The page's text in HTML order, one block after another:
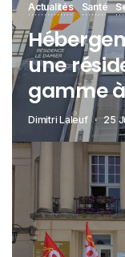
Actualités Santé
une
gamme
Dimitri Laleuf 25